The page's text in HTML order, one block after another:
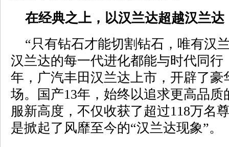
在经典之上，以汉兰达超越汉兰达
“只有钻石才能切割钻石，唯有汉
汉兰达的每一代进化都能与时代同行
年，广汽丰田汉兰达上市，开辟了豪
场。国产13年，始终以追求更高品
服新高度，不仅收获了超过118万名
是掀起了风靡至今的“汉兰达现象”。